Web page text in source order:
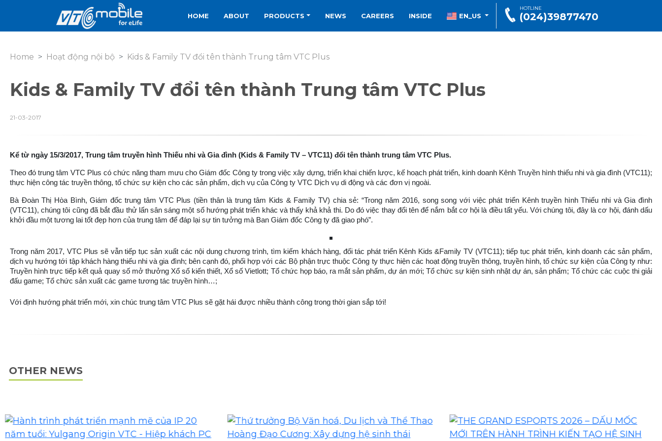
HOME ABOUT PRODUCTS NEWS CAREERS INSIDE EN_US
HOTLINE
(024)39877470
Home Hoạt động nội bộ Kids & Family TV đổi tên thành Trung tâm VTC Plus
Kids & Family TV đổi tên thành Trung tâm VTC Plus
21-03-2017
Kể từ ngày 15/3/2017, Trung tâm truyền hình Thiếu nhi và Gia đình (Kids & Family TV – VTC11) đổi tên thành trung tâm VTC Plus.
Theo đó trung tâm VTC Plus có chức năng tham mưu cho Giám đốc Công ty trong việc xây dựng, triển khai chiến lược, kế hoạch phát triển, kinh doanh Kênh Truyền hình thiếu nhi và gia đình (VTC11);
thực hiện công tác truyền thông, tổ chức sự kiện cho các sản phẩm, dịch vụ của Công ty VTC Dịch vụ di động và các đơn vị ngoài.
Bà Đoàn Thị Hòa Bình, Giám đốc trung tâm VTC Plus (tiền thân là trung tâm Kids & Family TV) chia sẻ: “Trong năm 2016, song song với việc phát triển Kênh truyền hình Thiếu nhi và Gia đình
(VTC11), chúng tôi cũng đã bắt đầu thử lấn sân sáng một số hướng phát triển khác và thấy khả khả thi. Do đó việc thay đổi tên để nắm bắt cơ hội là điều tất yếu. Với chúng tôi, đây là cơ hội, đánh dấu
khởi đầu một tương lai tốt đẹp hơn của trung tâm để đáp lại sự tin tưởng mà Ban Giám đốc Công ty đã giao phó”.
Trong năm 2017, VTC Plus sẽ vẫn tiếp tục sản xuất các nội dung chương trình, tìm kiếm khách hàng, đối tác phát triển Kênh Kids &Family TV (VTC11); tiếp tục phát triển, kinh doanh các sản phẩm,
dịch vụ hướng tới tập khách hàng thiếu nhi và gia đình; bên cạnh đó, phối hợp với các Bộ phận trực thuộc Công ty thực hiện các hoạt động truyền thông, truyền hình, tổ chức sự kiện của Công ty như:
Truyền hình trực tiếp kết quả quay số mở thưởng Xổ số kiến thiết, Xổ số Vietlott; Tổ chức họp báo, ra mắt sản phẩm, dự án mới; Tổ chức sự kiện sinh nhật dự án, sản phẩm; Tổ chức các cuộc thi giải
đấu game; Tổ chức sản xuất các game tương tác truyền hình…;
Với định hướng phát triển mới, xin chúc trung tâm VTC Plus sẽ gặt hái được nhiều thành công trong thời gian sắp tới!
OTHER NEWS